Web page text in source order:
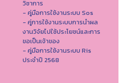
วิชาการ
- คู่มือการใช้งานระบบ Sos
- คู่การใช้งานระบบการนำผล
งานวิจัยไปใช้ประโยชน์และการ
ขอเป็นเจ้าของ
- คู่มือการใช้งานระบบ Ris
ประจำปี 2568